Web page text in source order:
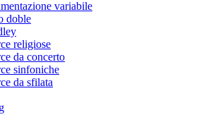
variabile
doble
religiose
da concerto
sinfoniche
da sfilata